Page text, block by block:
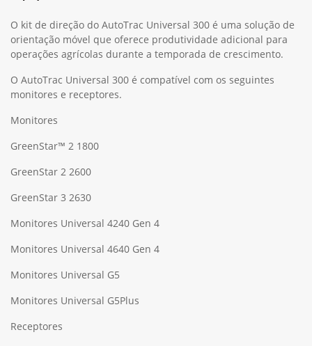
O kit de direção do AutoTrac Universal 300 é uma solução de
orientação móvel que oferece produtividade adicional para
operações agrícolas durante a temporada de crescimento.
O AutoTrac Universal 300 é compatível com os seguintes
monitores e receptores.
Monitores
GreenStar™ 2 1800
GreenStar 2 2600
GreenStar 3 2630
Monitores Universal 4240 Gen 4
Monitores Universal 4640 Gen 4
Monitores Universal G5
Monitores Universal G5Plus
Receptores